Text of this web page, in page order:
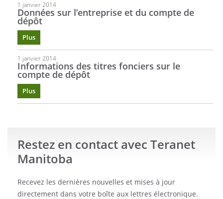
1 janvier 2014
Données sur l’entreprise et du compte de
dépôt
Plus
1 janvier 2014
Informations des titres fonciers sur le
compte de dépôt
Plus
Restez en contact avec Teranet
Manitoba
Recevez les dernières nouvelles et mises à jour
directement dans votre boîte aux lettres électronique.